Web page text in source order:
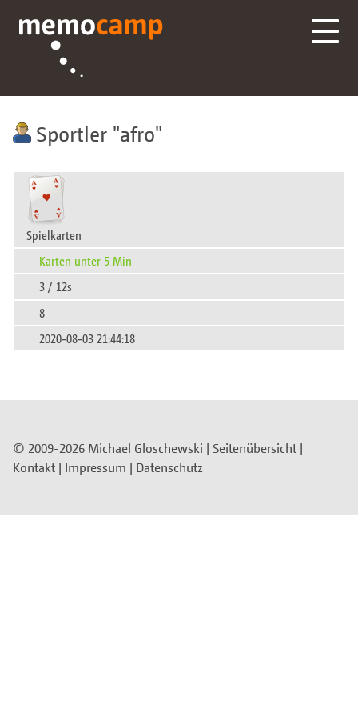
Sportler afro
Spielkarten
Karten unter 5 Min
3 / 12s
8
2020-08-03 21:44:18
© 2009-2026 Michael Gloschewski | Seitenübersicht |
Kontakt | Impressum | Datenschutz